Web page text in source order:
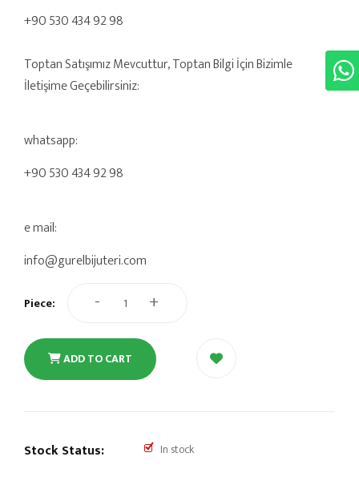
+90 530 434 92 98
Toptan Satışımız Mevcuttur, Toptan Bilgi İçin Bizimle
İletişime Geçebilirsiniz:
whatsapp:
+90 530 434 92 98
e mail:
info@gurelbijuteri.com
Piece: - +
ADD TO CART
Stock Status: In stock